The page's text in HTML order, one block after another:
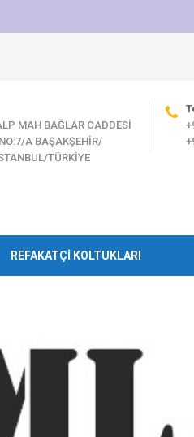
MAH BAĞLAR CADDESİ
A BAŞAKŞEHİR/
TÜRKİYE
REFAKATÇI KOLTUKLARI